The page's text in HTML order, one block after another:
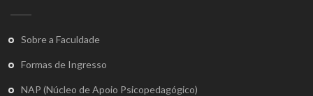
Sobre a Faculdade
Formas de Ingresso
NAP (Núcleo de Apoio Psicopedagógico)